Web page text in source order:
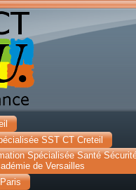
SST CT Creteil
Spécialisée Santé
de Versailles